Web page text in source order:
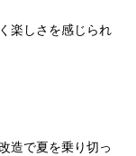
楽しさを感じられ
造で夏を乗り切っ